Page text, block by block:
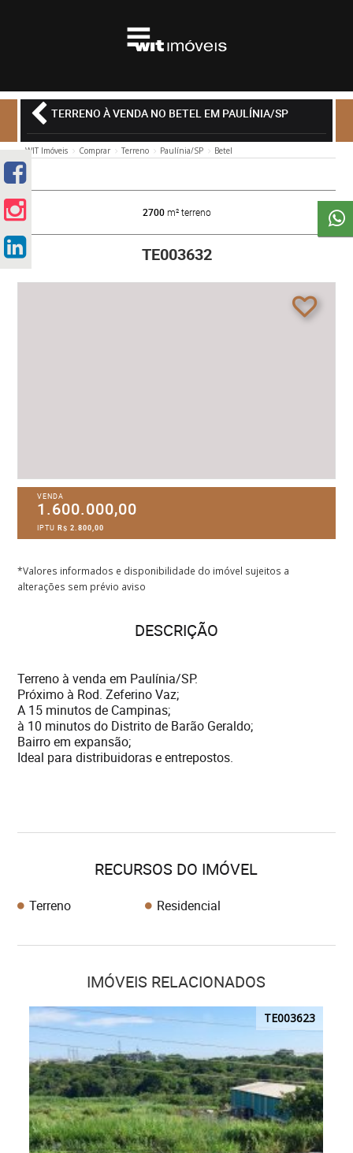
TERRENO À VENDA NO BETEL EM PAULÍNIA/SP
WIT Imóveis Comprar Terreno Paulínia/SP Betel
2700m² terreno
TE003632
VENDA
1.600.000,00
IPTUR$ 2.800,00
*Valores informados e disponibilidade do imóvel sujeitos a
alterações sem prévio aviso
DESCRIÇÃO
Terreno à venda em Paulínia/SP.
Próximo à Rod. Zeferino Vaz;
A 15 minutos de Campinas;
à 10 minutos do Distrito de Barão Geraldo;
Bairro em expansão;
Ideal para distribuidoras e entrepostos.
RECURSOS DO IMÓVEL
Terreno Residencial
IMÓVEIS RELACIONADOS
TE003623